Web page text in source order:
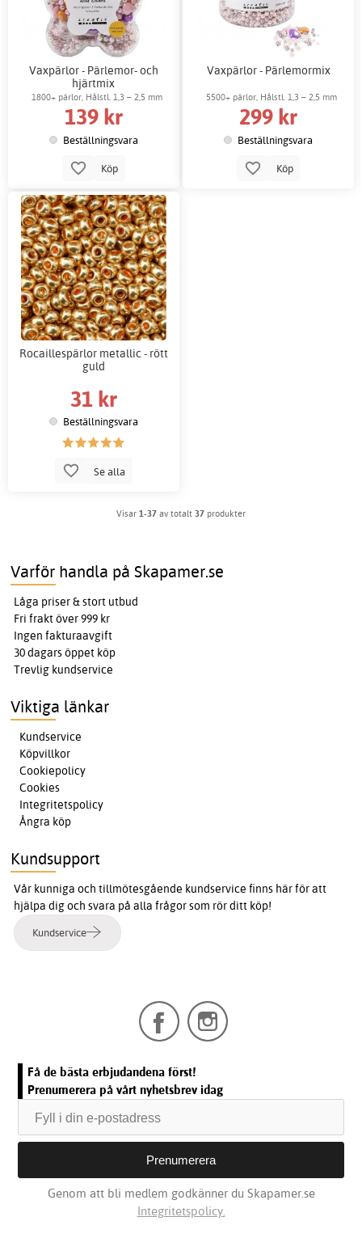
Vaxpärlor - Pärlemor- och
hjärtmix
1800+ pärlor, Hålstl. 1,3 – 2,5 mm
139 kr
Beställningsvara
Köp
Vaxpärlor - Pärlemormix
5500+ pärlor, Hålstl. 1,3 – 2,5 mm
299 kr
Beställningsvara
Köp
Rocaillespärlor metallic - rött
guld
31 kr
Beställningsvara
Se alla
Visar 1-37 av totalt 37 produkter
Varför handla på Skapamer.se
Låga priser & stort utbud
Fri frakt över 999 kr
Ingen fakturaavgift
30 dagars öppet köp
Trevlig kundservice
Viktiga länkar
Kundservice
Köpvillkor
Cookiepolicy
Cookies
Integritetspolicy
Ångra köp
Kundsupport
Vår kunniga och tillmötesgående kundservice finns här för att
hjälpa dig och svara på alla frågor som rör ditt köp!
Kundservice
Få de bästa erbjudandena först!
Prenumerera på vårt nyhetsbrev idag
Genom att bli medlem godkänner du Skapamer.se
Integritetspolicy.